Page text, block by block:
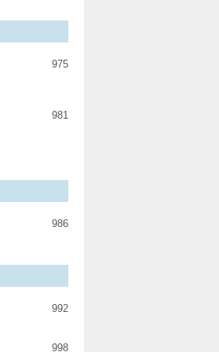
975
981
986
992
998